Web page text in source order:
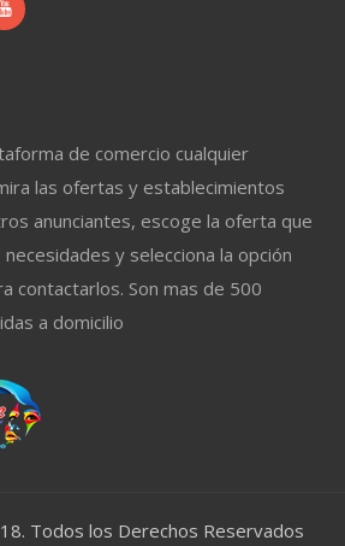
de comercio cualquier
las ofertas y establecimientos
anunciantes, escoge la oferta que
y selecciona la opción
contactarlos. Son mas de 500
a domicilio
Todos los Derechos Reservados